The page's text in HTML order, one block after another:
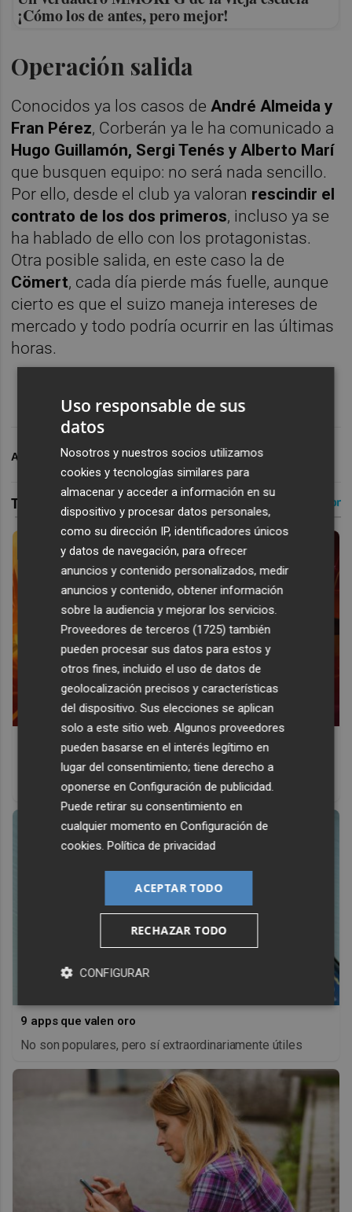
¡Cómo los de antes, pero mejor!
Operación salida
Conocidos ya los casos deAndré Almeida y
Fran Pérez, Corberán ya le ha comunicado a
Hugo Guillamón, Sergi Tenés y Alberto Marí
que busquen equipo: no será nada sencillo.
Por ello, desde el club ya valoran rescindir el
contrato de los dos primeros, incluso ya se
ha hablado de ello con los protagonistas.
Otra posible salida, en este caso la de
Cömert, cada día pierde más fuelle, aunque
cierto es que el suizo maneja intereses de
mercado y todo podría ocurrir en las últimas
horas.
ARCHIVADO EN VALENCIA CF
Corepunk MMORPG
Un verdadero MMORPG de la vieja escuela ¡Cómo los de
antes, pero mejor!
9 apps que valen oro
No son populares, pero sí extraordinariamente útiles
Uso responsable de sus
datos
Nosotros y nuestros socios utilizamos
cookies y tecnologías similares para
almacenar y acceder a información en su
dispositivo y procesar datos personales,
como su dirección IP, identificadores únicos
y datos de navegación, para ofrecer
anuncios y contenido personalizados, medir
anuncios y contenido, obtener información
sobre la audiencia y mejorar los servicios.
Proveedores de terceros (1725) también
pueden procesar sus datos para estos y
otros fines, incluido el uso de datos de
geolocalización precisos y características
del dispositivo. Sus elecciones se aplican
solo a este sitio web. Algunos proveedores
pueden basarse en el interés legítimo en
lugar del consentimiento; tiene derecho a
oponerse enConfiguración de publicidad
Puede retirar su consentimiento en
cualquier momento enConfiguración de
cookies .Política de privacidad
ACEPTAR TODO
RECHAZAR TODO
CONFIGURAR